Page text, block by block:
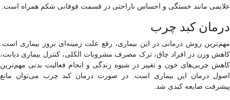
علایمی مانند خستگی و احساس ناراحتی در قسمت فوقانی شکم همراه است.
درمان کبد چرب
مهم‌ترین روش درمانی در این بیماری، رفع علت زمینه‌ای بروز بیماری است.
کاهش وزن در افراد چاق، ترک مصرف مشروبات الکلی، کنترل بیماری دیابت،
کاهش چربی‌های خون و تغییر در شیوه زندگی و انجام فعالیت بدنی مهم‌ترین
اصول درمان این بیماری است. در صورت درمان کبد چرب می‌توان مانع
پیشرفت ضایعه کبدی شد.